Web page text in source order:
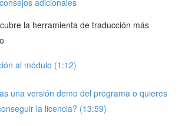
la herramienta de traducción más
al módulo (1:12)
una versión demo del programa o quieres
la licencia? (13:59)